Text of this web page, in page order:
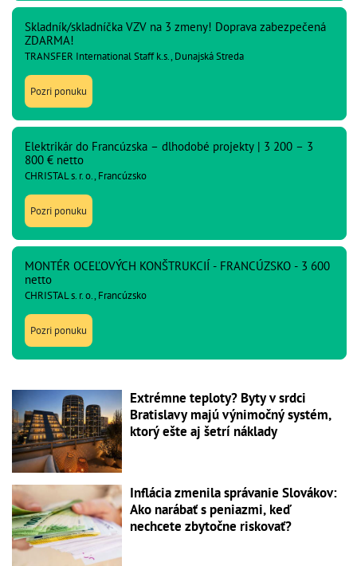
Skladník/skladníčka VZV na 3 zmeny! Doprava zabezpečená
ZDARMA!
TRANSFER International Staff k.s., Dunajská Streda
Pozri ponuku
Elektrikár do Francúzska – dlhodobé projekty | 3 200 – 3
800 € netto
CHRISTAL s. r. o., Francúzsko
Pozri ponuku
MONTÉR OCEĽOVÝCH KONŠTRUKCIÍ - FRANCÚZSKO - 3 600
netto
CHRISTAL s. r. o., Francúzsko
Pozri ponuku
Extrémne teploty? Byty v srdci
Bratislavy majú výnimočný systém,
ktorý ešte aj šetrí náklady
Inflácia zmenila správanie Slovákov:
Ako narábať s peniazmi, keď
nechcete zbytočne riskovať?